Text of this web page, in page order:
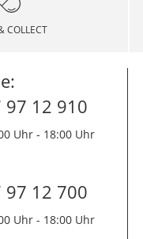
COLLECT
97 12 910
Uhr - 18:00 Uhr
97 12 700
Uhr - 18:00 Uhr